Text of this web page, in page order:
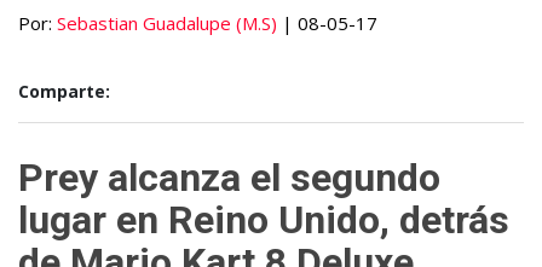
Por: Sebastian Guadalupe (M.S) | 08-05-17
Comparte:
Prey alcanza el segundo
lugar en Reino Unido, detrás